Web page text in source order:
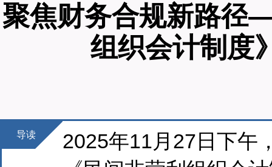
聚焦财务合规新路径
组织会计制度
导读
2025年11月27日下午